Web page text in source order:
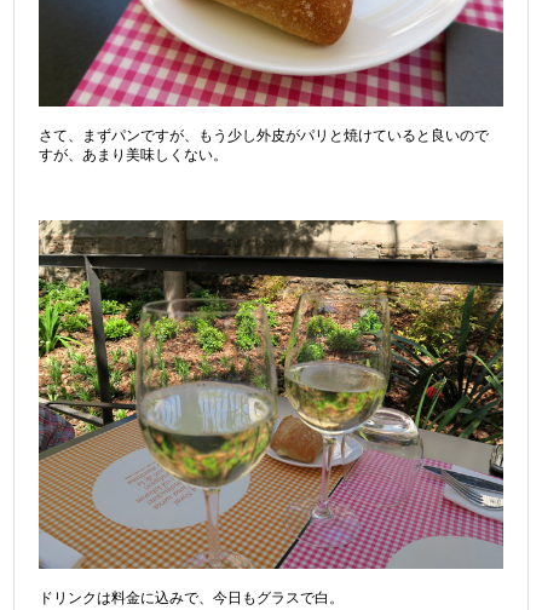
さて、まずパンですが、もう少し外皮がパリと焼けていると良いので
すが、あまり美味しくない。
ドリンクは料金に込みで、今日もグラスで白。